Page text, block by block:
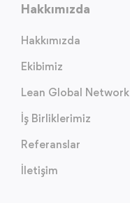
Hakkımızda
Hakkımızda
Ekibimiz
Lean Global Network
İş Birliklerimiz
Referanslar
İletişim